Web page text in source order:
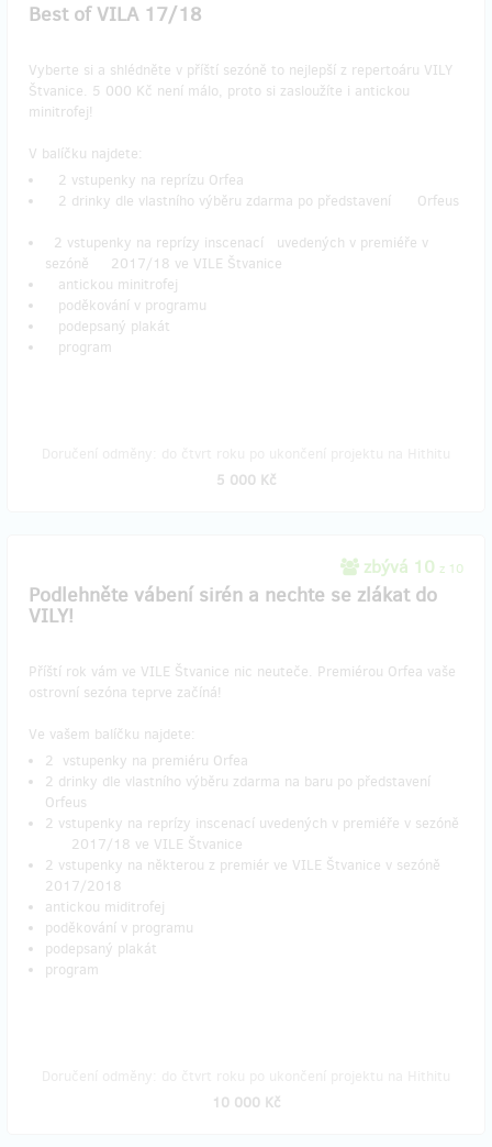
Best of VILA 17/18
Vyberte si a shlédněte v příští sezóně to nejlepší z repertoáru VILY
Štvanice. 5 000 Kč není málo, proto si zasloužíte i antickou
minitrofej!
V balíčku najdete:
2 vstupenky na reprízu Orfea
2 drinky dle vlastního výběru zdarma po představení Orfeus
2 vstupenky na reprízy inscenací uvedených v premiéře v
sezóně 2017/18 ve VILE Štvanice
antickou minitrofej
poděkování v programu
podepsaný plakát
program
5 000 Kč
zbývá 10 z 10
Podlehněte vábení sirén a nechte se zlákat do
VILY!
Příští rok vám ve VILE Štvanice nic neuteče. Premiérou Orfea vaše
ostrovní sezóna teprve začíná!
Ve vašem balíčku najdete:
2 vstupenky na premiéru Orfea
2 drinky dle vlastního výběru zdarma na baru po představení
Orfeus
2 vstupenky na reprízy inscenací uvedených v premiéře v sezóně
2017/18 ve VILE Štvanice
2 vstupenky na některou z premiér ve VILE Štvanice v sezóně
2017/2018
antickou miditrofej
poděkování v programu
podepsaný plakát
program
10 000 Kč